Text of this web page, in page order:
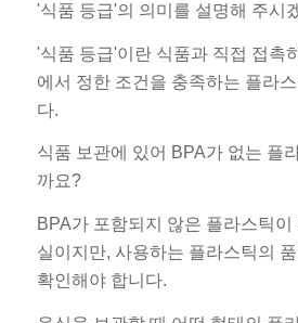
'식품 등급'의 의미를 설명해 주시
'식품 등급'이란 식품과 직접 접촉
에서 정한 조건을 충족하는 플라
다.
식품 보관에 있어 BPA가 없는 플
까요?
BPA가 포함되지 않은 플라스틱
실이지만, 사용하는 플라스틱의
확인해야 합니다.